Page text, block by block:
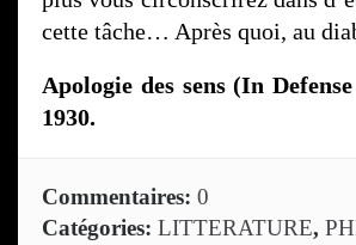
cette tâche… Après quoi, au
Apologie des sens (In
1930.
Commentaires: 0
Catégories: LITTERATURE,